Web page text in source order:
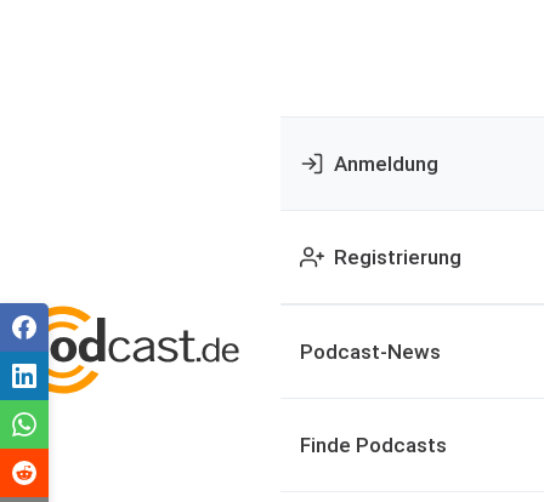
Anmeldung
Registrierung
Podcast-News
Finde Podcasts